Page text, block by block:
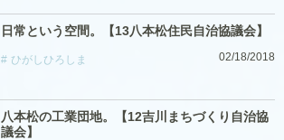
日常という空間。【13八本松住民自治協議会】
ひがしひろしま 02/18/2018
八本松の工業団地。【12吉川まちづくり自治協
議会】